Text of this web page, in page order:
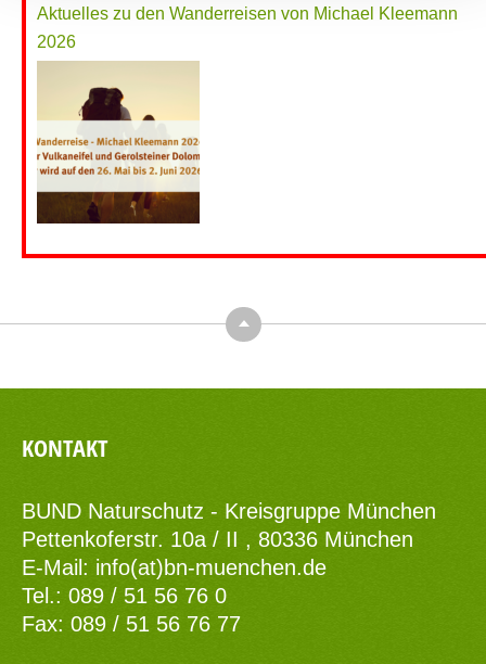
Aktuelles zu den Wanderreisen von Michael Kleemann
2026
Top
KONTAKT
BUND Naturschutz - Kreisgruppe München
Pettenkoferstr. 10a / II , 80336 München
E-Mail: info(at)bn-muenchen.de
Tel.: 089 / 51 56 76 0
Fax: 089 / 51 56 76 77